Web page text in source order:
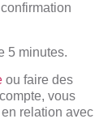
5 minutes.
ou faire des
vous
relation avec